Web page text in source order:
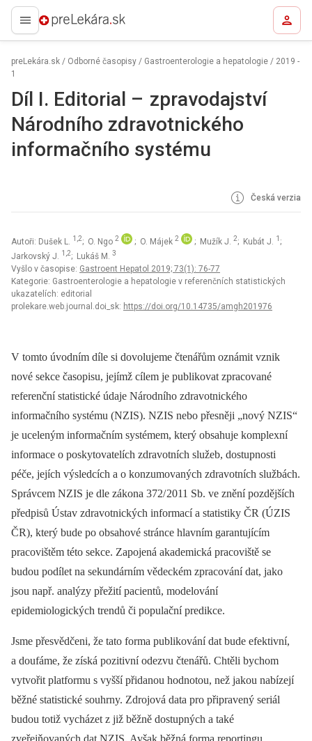
preLekára.sk
preLekára.sk / Odborné časopisy / Gastroenterologie a hepatologie / 2019 -
1
Díl I. Editorial – zpravodajství
Národního zdravotnického
informačního systému
Česká verzia
Autoři: Dušek L. 1,2; O. Ngo 2 ; O. Májek 2 ; Mužík J. 2; Kubát J. 1 ;
Jarkovský J. 1,2; Lukáš M. 3
Vyšlo v časopise: Gastroent Hepatol 2019; 73(1): 76-77
Kategorie: Gastroenterologie a hepatologie v referenčních statistických
ukazatelích: editorial
prolekare.web.journal.doi_sk: https://doi.org/10.14735/amgh201976
V tomto úvodním díle si dovolujeme čtenářům oznámit vznik
nové sekce časopisu, jejímž cílem je publikovat zpracované
referenční statistické údaje Národního zdravotnického
informačního systému (NZIS). NZIS nebo přesněji „nový NZIS“
je uceleným informačním systémem, který obsahuje komplexní
informace o poskytovatelích zdravotních služeb, dostupnosti
péče, jejích výsledcích a o konzumovaných zdravotních službách.
Správcem NZIS je dle zákona 372/2011 Sb. ve znění pozdějších
předpisů Ústav zdravotnických informací a statistiky ČR (ÚZIS
ČR), který bude po obsahové stránce hlavním garantujícím
pracovištěm této sekce. Zapojená akademická pracoviště se
budou podílet na sekundárním vědeckém zpracování dat, jako
jsou např. analýzy přežití pa­cientů, modelování
epidemiologických trendů či populační predikce.
Jsme přesvědčeni, že tato forma publikování dat bude efektivní,
a doufáme, že získá pozitivní odezvu čtenářů. Chtěli bychom
vytvořit platformu s vyšší přidanou hodnotou, než jakou nabízejí
běžné statistické souhrny. Zdrojová data pro připravený seriál
budou totiž vycházet z již běžně dostupných a také
zveřejňovaných dat NZIS. Avšak běžná forma reportingu